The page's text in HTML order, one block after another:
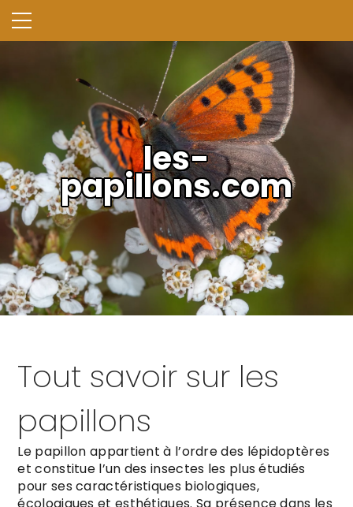
les-
papillons.com
Tout savoir sur les
papillons
Le papillon appartient à l’ordre des lépidoptères
et constitue l’un des insectes les plus étudiés
pour ses caractéristiques biologiques,